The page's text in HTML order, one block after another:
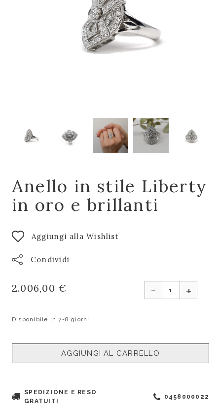
Anello in stile Liberty
in oro e brillanti
Aggiungi alla Wishlist
Condividi
2.006,00 € - +
Disponibile in 7-8 giorni
AGGIUNGI AL CARRELLO
SPEDIZIONE E RESO
GRATUITI
0458000022